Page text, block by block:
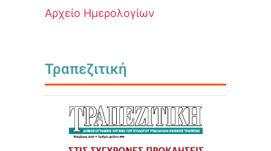
Αρχείο Ημερολογίων
Τραπεζιτική